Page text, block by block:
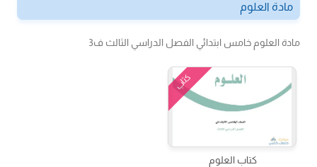
مادة العلوم
مادة العلوم خامس ابتدائي الفصل الدراسي الثالث ف3
كتاب
كتاب العلوم